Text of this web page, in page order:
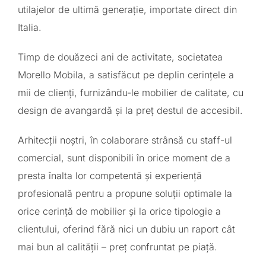
utilajelor de ultimă generație, importate direct din
Italia.
Timp de douăzeci ani de activitate, societatea
Morello Mobila, a satisfăcut pe deplin cerințele a
mii de clienți, furnizându-le mobilier de calitate, cu
design de avangardă și la preț destul de accesibil.
Arhitecții noștri, în colaborare strânsă cu staff-ul
comercial, sunt disponibili în orice moment de a
presta înalta lor competentă și experiență
profesională pentru a propune soluții optimale la
orice cerință de mobilier și la orice tipologie a
clientului, oferind fără nici un dubiu un raport cât
mai bun al calității – preț confruntat pe piață.